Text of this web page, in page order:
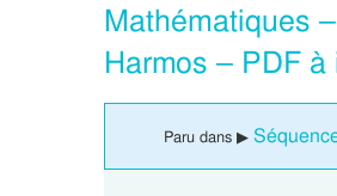
Mathématiques
Harmos – PDF
Paru dans ▶